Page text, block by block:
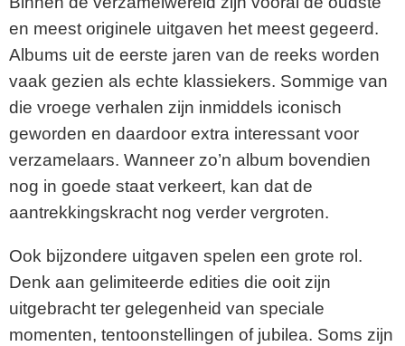
en meest originele uitgaven het meest gegeerd.
Albums uit de eerste jaren van de reeks worden
vaak gezien als echte klassiekers. Sommige van
die vroege verhalen zijn inmiddels iconisch
geworden en daardoor extra interessant voor
verzamelaars. Wanneer zo’n album bovendien
nog in goede staat verkeert, kan dat de
aantrekkingskracht nog verder vergroten.
Ook bijzondere uitgaven spelen een grote rol.
Denk aan gelimiteerde edities die ooit zijn
uitgebracht ter gelegenheid van speciale
momenten, tentoonstellingen of jubilea. Soms zijn